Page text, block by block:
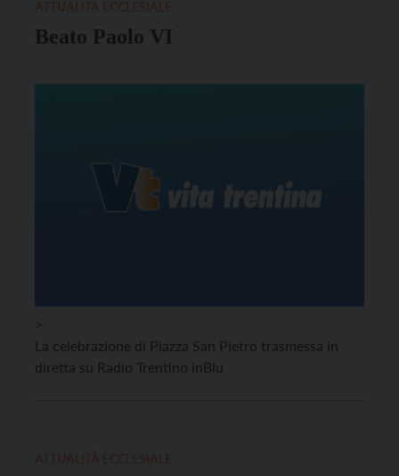
Beato Paolo VI
>
La celebrazione di Piazza San Pietro trasmessa in
diretta su Radio Trentino inBlu